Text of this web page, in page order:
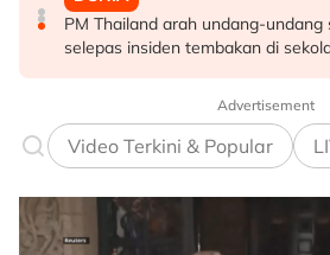
Berita tempatan pilihan sepanjang
Pengacara, ahli perniagaan
audio siar sentuh isu sensitiviti
PM Thailand arah undang-
selepas insiden tembakan di
Advertisement
Video Terkini & Popular